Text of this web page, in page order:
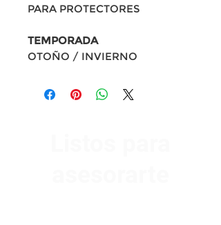
PARA PROTECTORES
TEMPORADA
OTOÑO / INVIERNO